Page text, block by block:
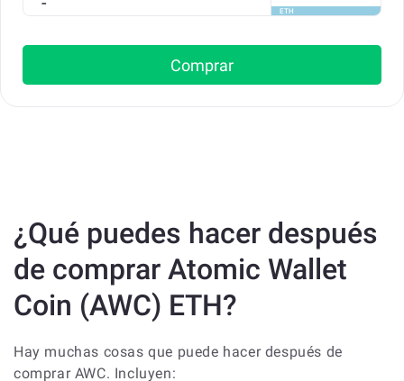
ETH
Comprar
¿Qué puedes hacer después
de comprar Atomic Wallet
Coin (AWC) ETH?
Hay muchas cosas que puede hacer después de
comprar AWC. Incluyen: